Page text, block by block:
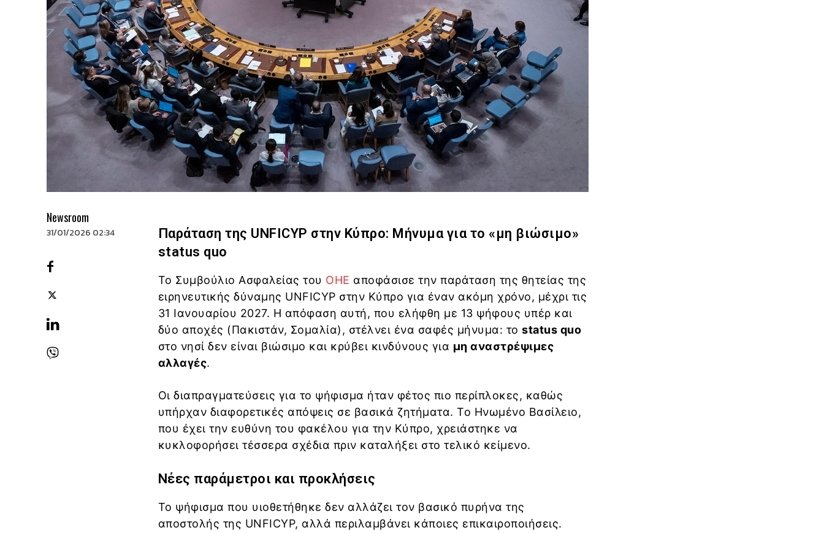
Newsroom
31/01/2026 02:34
Παράταση της UNFICYP στην Κύπρο: Μήνυμα για το «μη βιώσιμο»
status quo
Το Συμβούλιο Ασφαλείας του ΟΗΕ αποφάσισε την παράταση της θητείας της
ειρηνευτικής δύναμης UNFICYP στην Κύπρο για έναν ακόμη χρόνο, μέχρι τις
31 Ιανουαρίου 2027. Η απόφαση αυτή, που ελήφθη με 13 ψήφους υπέρ και
δύο αποχές (Πακιστάν, Σομαλία), στέλνει ένα σαφές μήνυμα: τοstatus quo
στο νησί δεν είναι βιώσιμο και κρύβει κινδύνους για μη αναστρέψιμες
αλλαγές.
Οι διαπραγματεύσεις για το ψήφισμα ήταν φέτος πιο περίπλοκες, καθώς
υπήρχαν διαφορετικές απόψεις σε βασικά ζητήματα. Το Ηνωμένο Βασίλειο,
που έχει την ευθύνη του φακέλου για την Κύπρο, χρειάστηκε να
κυκλοφορήσει τέσσερα σχέδια πριν καταλήξει στο τελικό κείμενο.
Νέες παράμετροι και προκλήσεις
Το ψήφισμα που υιοθετήθηκε δεν αλλάζει τον βασικό πυρήνα της
αποστολής της UNFICYP, αλλά περιλαμβάνει κάποιες επικαιροποιήσεις.